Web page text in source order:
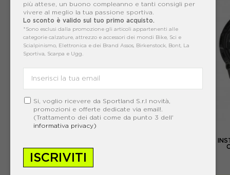
GARMIN
ACQUISTA
GARMIN
più attese, un buono compleanno e tanti consigli per
vivere al meglio la tua passione sportiva.
Lo sconto è valido sul tuo primo acquisto.
*Sono esclusi dalla promozione gli articoli appartenenti alle
categorie calzature, attrezzo e accessori dei mondi Bike, Sci e
Scialpinismo, Elettronica e dei Brand Assos, Birkenstock, Bont, La
Sportiva, Scarpa e Ugg.
Si, voglio ricevere da Sportland S.r.l novità,
promozioni e offerte dedicate via email!.
(Trattamento dei dati come da punto 3 dell'
informativa privacy)
ISCRIVITI